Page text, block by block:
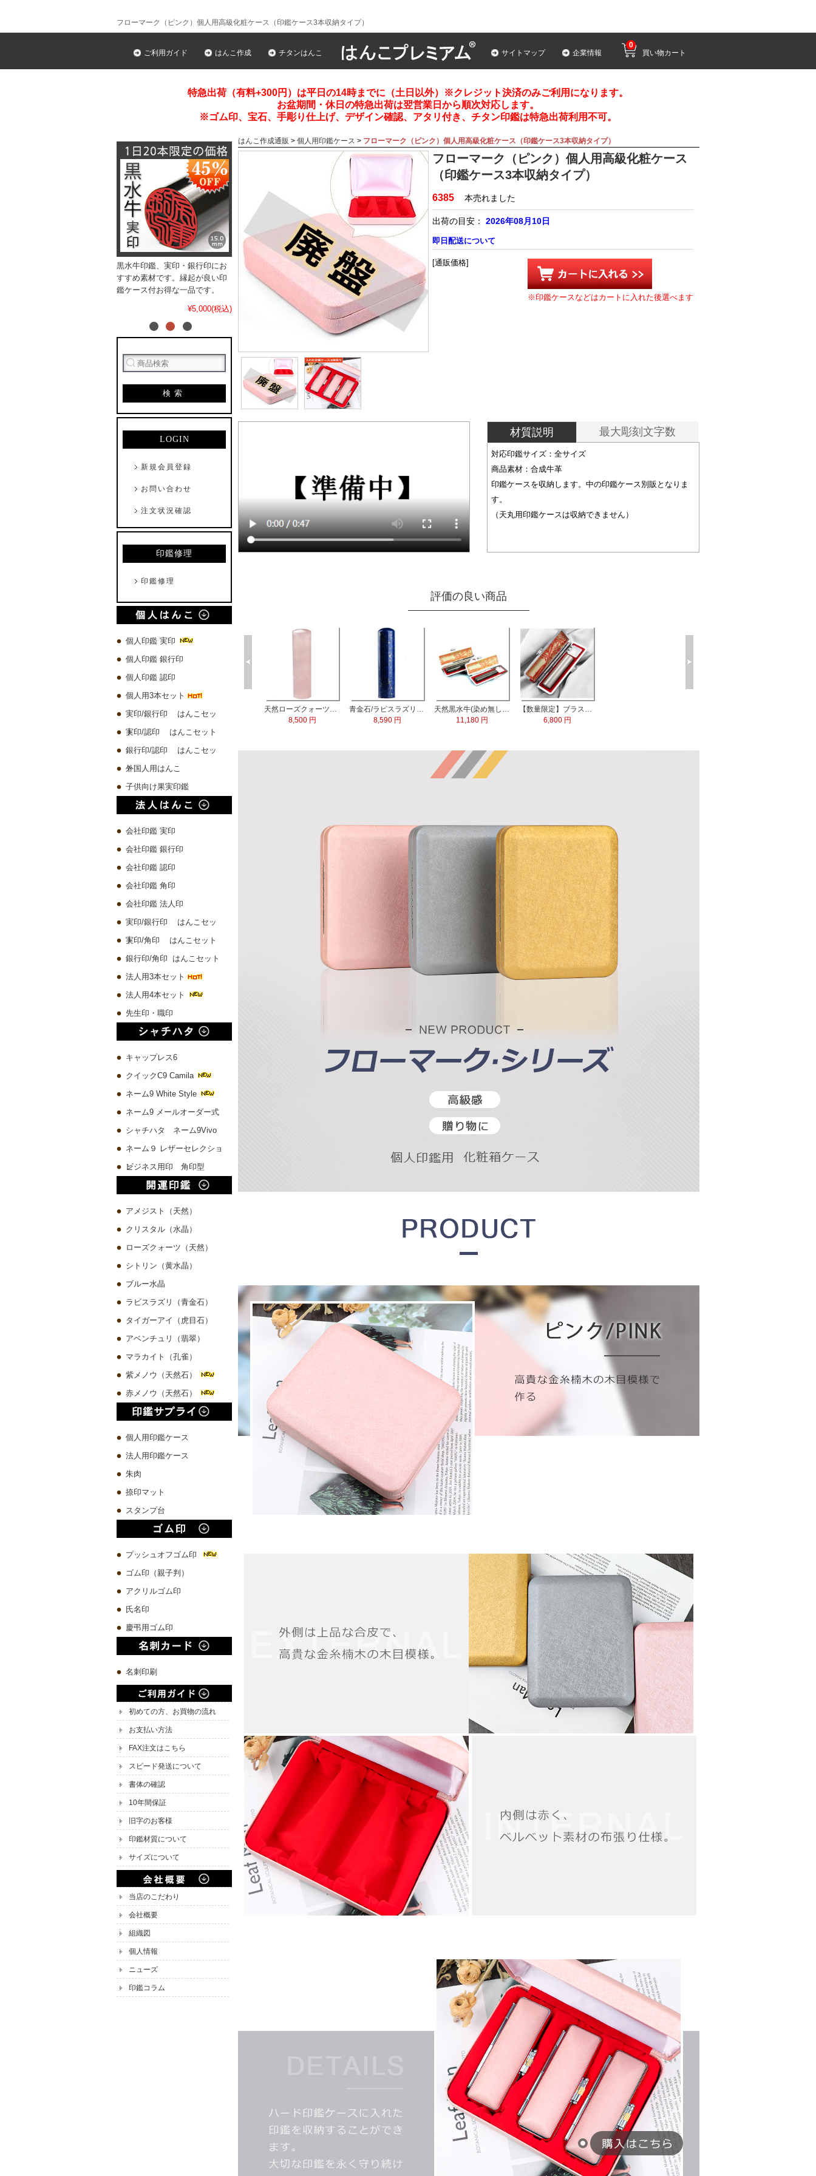
フローマーク（ピンク）個人用高級化粧ケース（印鑑ケース3本収納タイプ）
ご利用ガイド はんこ作成 チタンはんこ サイトマップ 企業情報 買い物カート
0
特急出荷（有料+300円）は平日の14時までに（土日以外）※クレジット決済のみご利用になります。
お盆期間・休日の特急出荷は翌営業日から順次対応します。
※ゴム印、宝石、手彫り仕上げ、デザイン確認、アタリ付き、チタン印鑑は特急出荷利用不可。
黒水牛印鑑、実印・銀行印にお
すすめ素材です。縁起が良い印
鑑ケース付お得な一品です。
¥5,000(税込)
検索
LOGIN
新規会員登録
お問い合わせ
注文状況確認
印鑑修理
印鑑修理
個人印鑑 実印
個人印鑑 銀行印
個人印鑑 認印
個人用3本セット
実印/銀行印 はんこセッ
ト
実印/認印 はんこセット
銀行印/認印 はんこセッ
ト
外国人用はんこ
子供向け果実印鑑
会社印鑑 実印
会社印鑑 銀行印
会社印鑑 認印
会社印鑑 角印
会社印鑑 法人印
実印/銀行印 はんこセッ
ト
実印/角印 はんこセット
銀行印/角印 はんこセット
法人用3本セット
法人用4本セット
先生印・職印
キャップレス6
クイックC9 Camila
ネーム9 White Style
ネーム9 メールオーダー式
シャチハタ ネーム9Vivo
ネーム９ レザーセレクショ
ン
ビジネス用印 角印型
アメジスト（天然）
クリスタル（水晶）
ローズクォーツ（天然）
シトリン（黄水晶）
ブルー水晶
ラビスラズリ（青金石）
タイガーアイ（虎目石）
アベンチュリ（翡翠）
マラカイト（孔雀）
紫メノウ（天然石）
赤メノウ（天然石）
個人用印鑑ケース
法人用印鑑ケース
朱肉
捺印マット
スタンプ台
プッシュオフゴム印
ゴム印（親子判）
アクリルゴム印
氏名印
慶弔用ゴム印
名刺印刷
初めての方、お買物の流れ
お支払い方法
FAX注文はこちら
スピード発送について
書体の確認
10年間保証
旧字のお客様
印鑑材質について
サイズについて
当店のこだわり
会社概要
組織図
個人情報
ニューズ
印鑑コラム
はんこ作成通販 > 個人用印鑑ケース > フローマーク（ピンク）個人用高級化粧ケース（印鑑ケース3本収納タイプ）
フローマーク（ピンク）個人用高級化粧ケース
（印鑑ケース3本収納タイプ）
6385 本売れました
出荷の目安： 2026年08月10日
即日配送について
[通販価格]
※印鑑ケースなどはカートに入れた後選べます
材質説明 最大彫刻文字数
対応印鑑サイズ：全サイズ
商品素材：合成牛革
印鑑ケースを収納します。中の印鑑ケース別販となりま
す。
（天丸用印鑑ケースは収納できません）
評価の良い商品
琥珀樹脂印鑑 ケース付き【一日10本限定】
4,500 円
19,780 円
天然ローズクォーツ水晶 実印13.5mm
8,500 円
青金石/ラピスラズリ 実印60x15.0mm
8,590 円
天然黒水牛(染め無し) 実印60x16.5mm/銀行印60x13.5mm 2本セット
11,180 円
【数量限定】ブラストチタン印鑑 印鑑ケース付
6,800 円